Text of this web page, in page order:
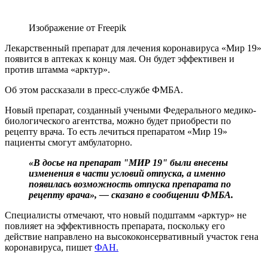
Изображение от Freepik
Лекарственный препарат для лечения коронавируса «Мир 19»
появится в аптеках к концу мая. Он будет эффективен и
против штамма «арктур».
Об этом рассказали в пресс-службе ФМБА.
Новый препарат, созданный учеными Федерального медико-
биологического агентства, можно будет приобрести по
рецепту врача. То есть лечиться препаратом «Мир 19»
пациенты смогут амбулаторно.
«В досье на препарат "МИР 19" были внесены
изменения в части условий отпуска, а именно
появилась возможность отпуска препарата по
рецепту врача», — сказано в сообщении ФМБА.
Специалисты отмечают, что новый подштамм «арктур» не
повлияет на эффективность препарата, поскольку его
действие направлено на высококонсервативный участок гена
коронавируса, пишет ФАН.